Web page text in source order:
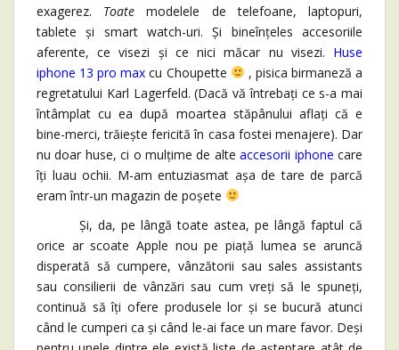
exagerez. Toate modelele de telefoane, laptopuri,
tablete și smart watch-uri. Și bineînțeles accesoriile
aferente, ce visezi și ce nici măcar nu visezi. Huse
iphone 13 pro max cu Choupette
, pisica birmaneză a
regretatului Karl Lagerfeld. (Dacă vă întrebați ce s-a mai
întâmplat cu ea după moartea stăpânului aflați că e
bine-merci, trăiește fericită în casa fostei menajere). Dar
nu doar huse, ci o mulțime de alteaccesorii iphone care
îți luau ochii. M-am entuziasmat așa de tare de parcă
eram într-un magazin de poșete
Și, da, pe lângă toate astea, pe lângă faptul că
orice ar scoate Apple nou pe piață lumea se aruncă
disperată să cumpere, vânzătorii sau sales assistants
sau consilierii de vânzări sau cum vreți să le spuneți,
continuă să îți ofere produsele lor și se bucură atunci
când le cumperi ca și când le-ai face un mare favor. Deși